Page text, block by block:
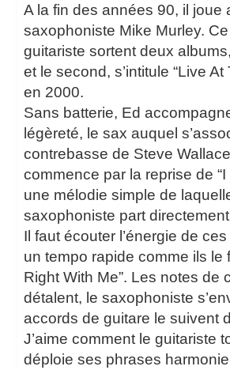
A la fin des années 90, il joue
saxophoniste Mike Murley.
guitariste sortent deux
et le second, s’intitule “Live At
en 2000.
Sans batterie, Ed
légèreté, le sax auquel
contrebasse de Steve
commence par la reprise de “I
une mélodie simple de
saxophoniste part
Il faut écouter l’énergie de
un tempo rapide comme ils le
Right With Me”. Les notes de
détalent, le saxophoniste
accords de guitare le suivent
J’aime comment le guitariste
déploie ses phrases